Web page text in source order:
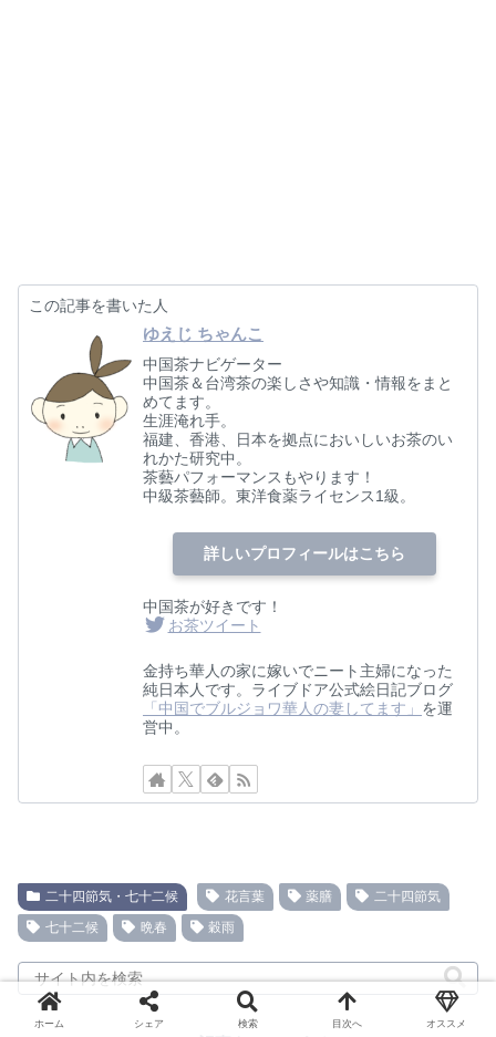
この記事を書いた人
ゆえじ ちゃんこ
中国茶ナビゲーター
中国茶＆台湾茶の楽しさや知識・情報をまと
めてます。
生涯淹れ手。
福建、香港、日本を拠点においしいお茶のい
れかた研究中。
茶藝パフォーマンスもやります！
中級茶藝師。東洋食薬ライセンス1級。
詳しいプロフィールはこちら
中国茶が好きです！
お茶ツイート
金持ち華人の家に嫁いでニート主婦になった
純日本人です。ライブドア公式絵日記ブログ
「中国でブルジョワ華人の妻してます」 を運
営中。
二十四節気・七十二候 花言葉 薬膳
二十四節気
七十二候
晩春 穀雨
ホーム シェア 検索 目次へ オススメ